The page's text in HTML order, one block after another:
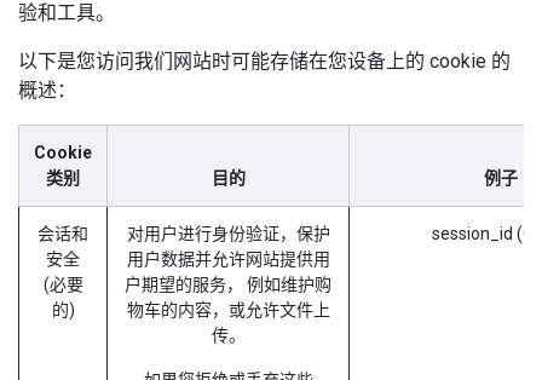
验和工具。
以下是您访问我们网站时可能存储在您设备上的 cookie 的
概述：
Cookie
类别
目的 例子
会话和
安全
(必要
的)
对用户进行身份验证，保护
用户数据并允许网站提供用
户期望的服务， 例如维护购
物车的内容，或允许文件上
传。
session_id